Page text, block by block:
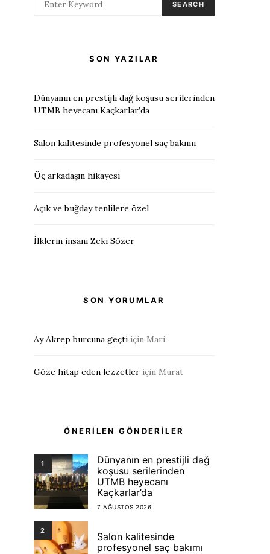
SEARCH
SON YAZILAR
Dünyanın en prestijli dağ koşusu serilerinden
UTMB heyecanı Kaçkarlar’da
Salon kalitesinde profesyonel saç bakımı
Üç arkadaşın hikayesi
Açık ve buğday tenlilere özel
İlklerin insanı Zeki Sözer
SON YORUMLAR
Ay Akrep burcuna geçti için Mari
Göze hitap eden lezzetler için Murat
ÖNERİLEN GÖNDERİLER
1
Dünyanın en prestijli dağ
koşusu serilerinden
UTMB heyecanı
Kaçkarlar’da
7 AĞUSTOS 2026
2
Salon kalitesinde
profesyonel saç bakımı